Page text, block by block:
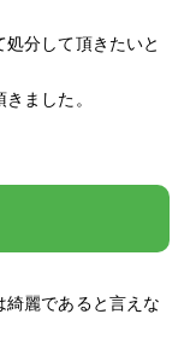
処分して頂きたいと
ました。
麗であると言えな